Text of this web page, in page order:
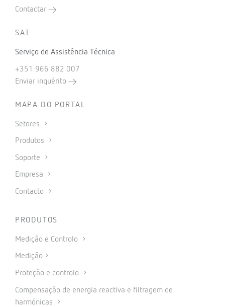
Contactar
SAT
Serviço de Assistência Técnica
+351 966 882 007
Enviar inquérito
MAPA DO PORTAL
Setores
Produtos
Soporte
Empresa
Contacto
PRODUTOS
Medição e Controlo
Medição
Proteção e controlo
Compensação de energia reactiva e filtragem de
harmónicas